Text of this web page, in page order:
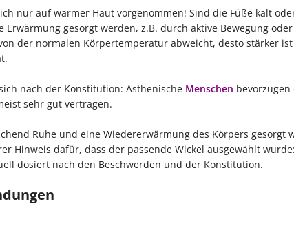
nur auf warmer Haut vorgenommen! Sind die Füße kalt
gesorgt werden, z.B. durch aktive Bewegung
der normalen Körpertemperatur abweicht, desto stärker
nach der Konstitution: Asthenische Menschen
sehr gut vertragen.
Ruhe und eine Wiedererwärmung des Körpers gesorgt
Hinweis dafür, dass der passende Wickel ausgewählt
dosiert nach den Beschwerden und der Konstitution.